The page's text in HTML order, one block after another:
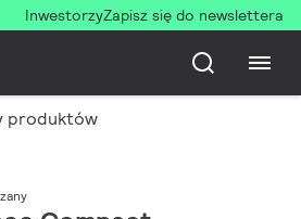
InwestorzyZapisz się do newslettera
produktów